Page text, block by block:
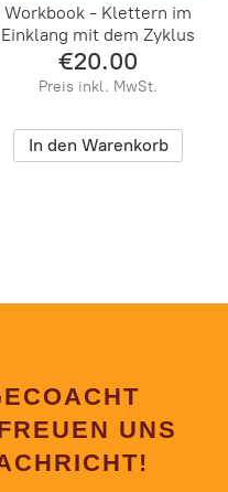
Workbook - Klettern im
Einklang mit dem Zyklus
€20.00
Preis inkl. MwSt.
In den Warenkorb
UNS